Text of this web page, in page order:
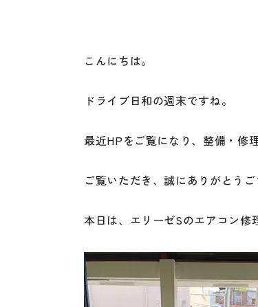
こんにちは。
ドライブ日和の週末ですね。
最近HPをご覧になり、整備・修
ご覧いただき、誠にありがとうご
本日は、エリーゼSのエアコン修